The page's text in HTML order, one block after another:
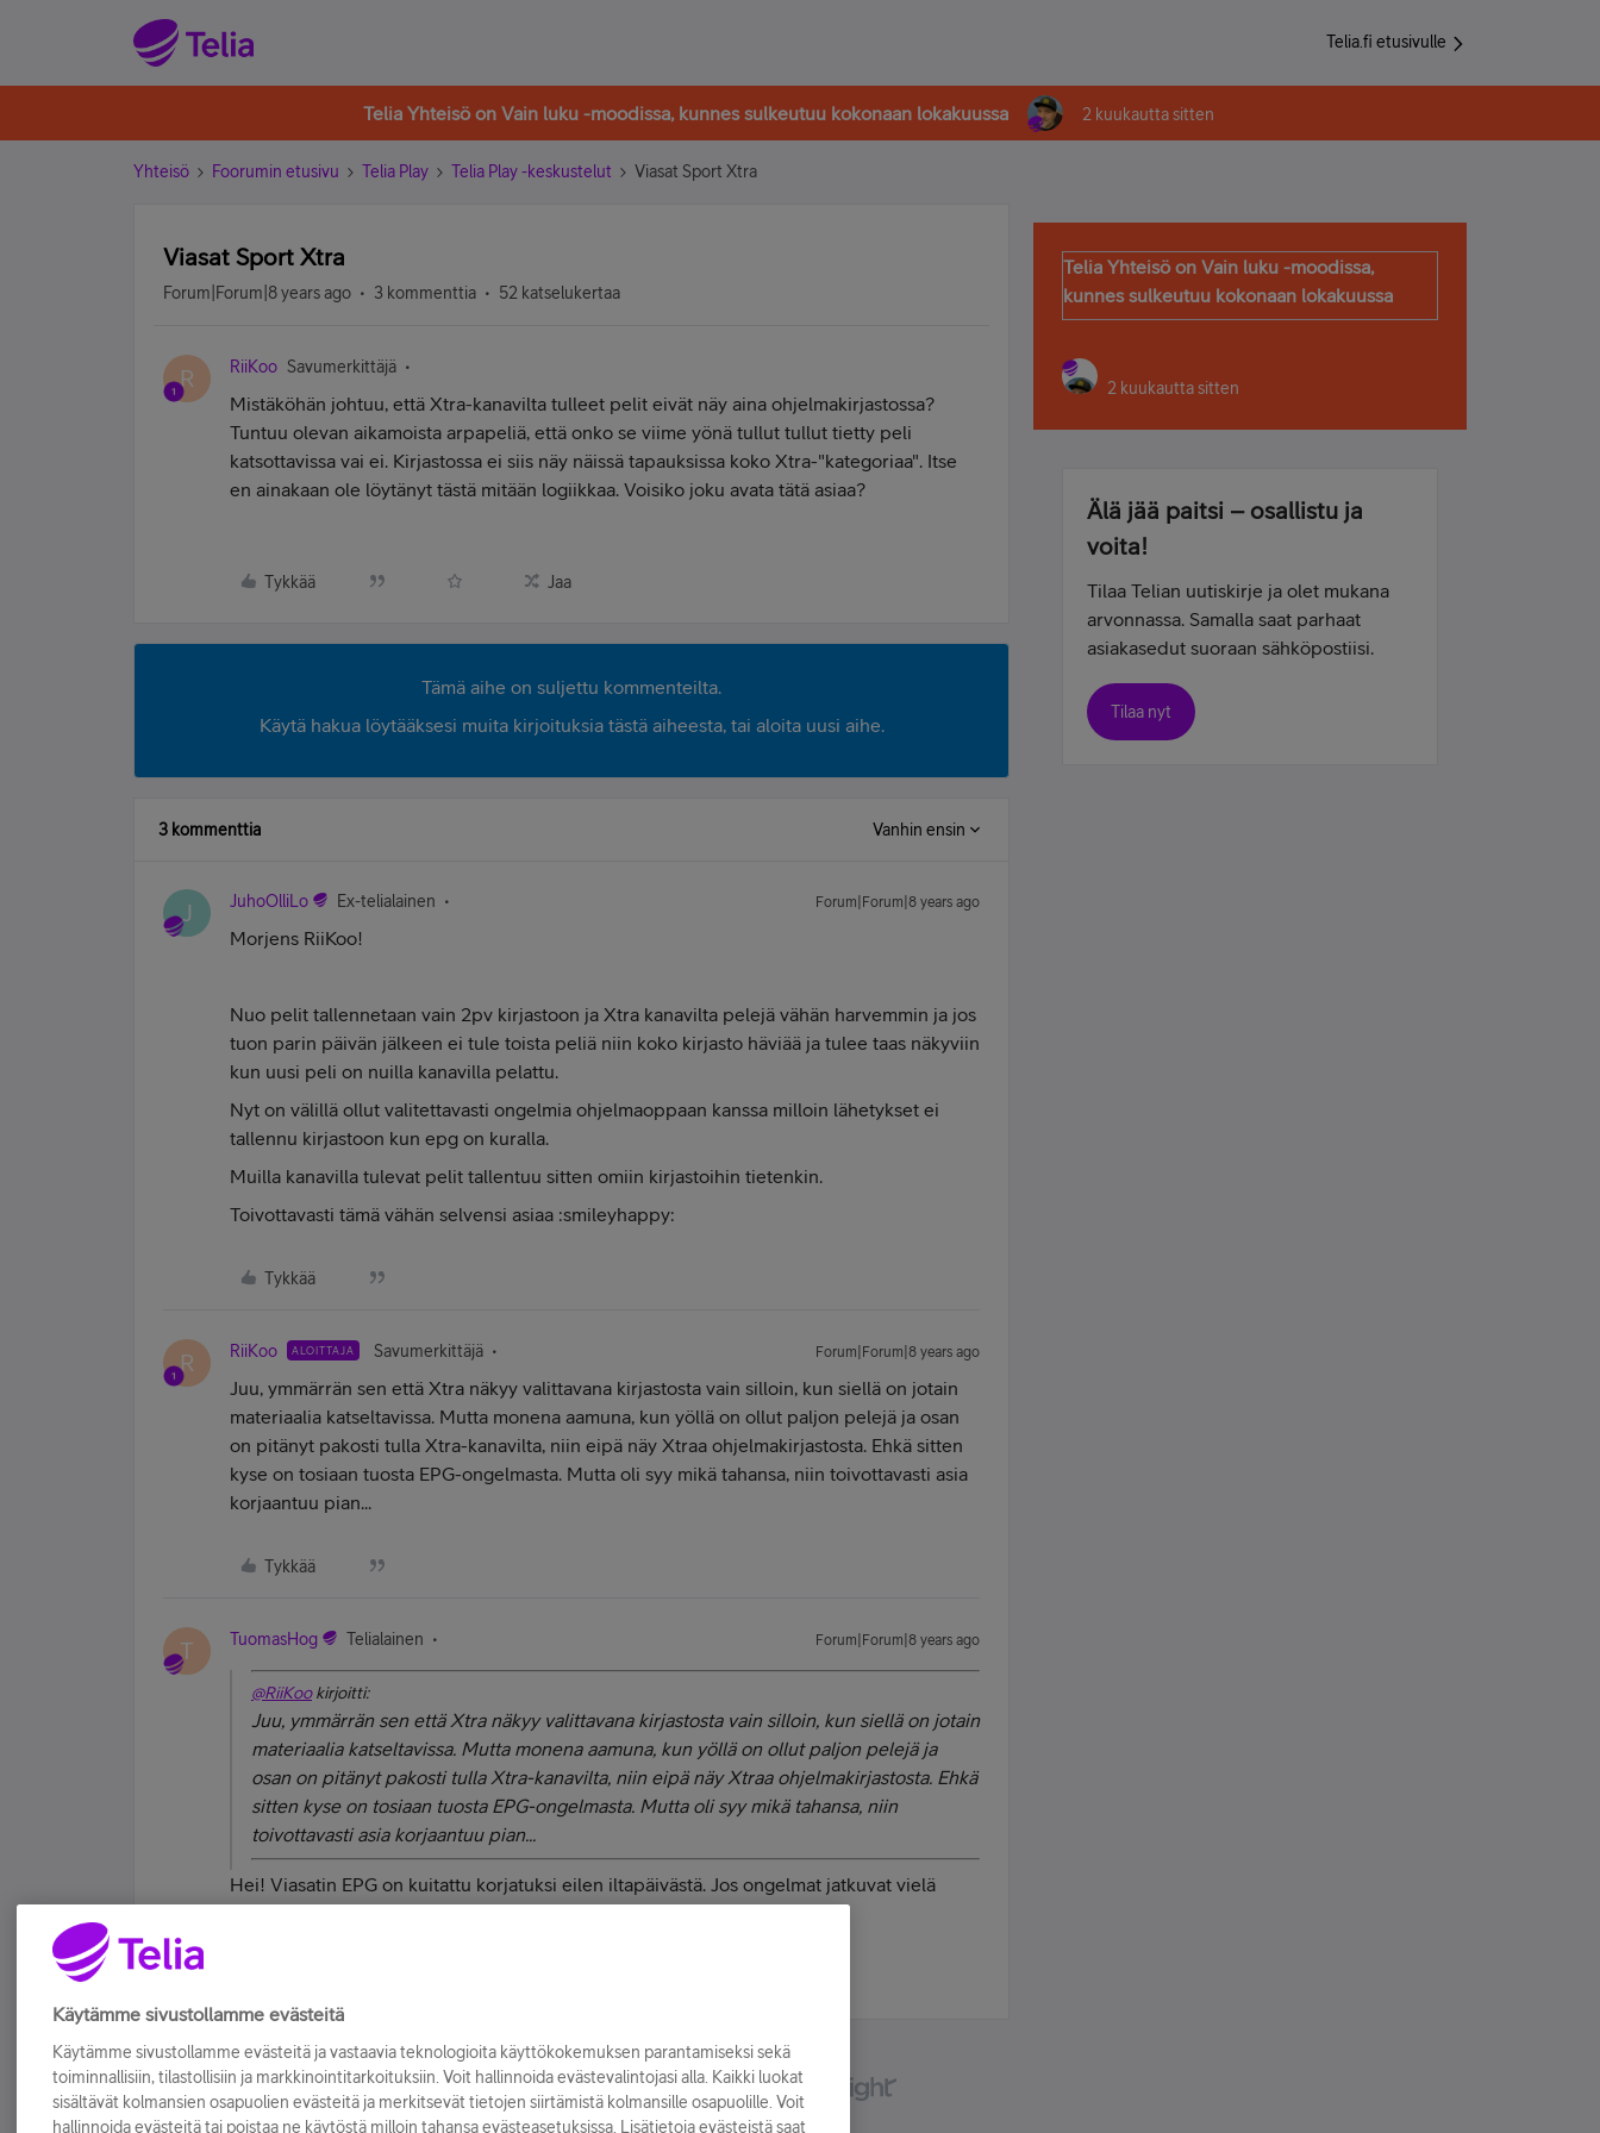
Telia.fi etusivulle
Telia Yhteisö on Vain luku -moodissa, kunnes sulkeutuu kokonaan lokakuussa 2 kuukautta sitten
Yhteisö Foorumin etusivu Telia Play Telia Play -keskustelut Viasat Sport Xtra
Viasat Sport Xtra
Forum|Forum|8 years ago 3 kommenttia 52 katselukertaa
R RiiKoo Savumerkittäjä
Mistäköhän johtuu, että Xtra-kanavilta tulleet pelit eivät näy aina ohjelmakirjastossa?
Tuntuu olevan aikamoista arpapeliä, että onko se viime yönä tullut tullut tietty peli
katsottavissa vai ei. Kirjastossa ei siis näy näissä tapauksissa koko Xtra-"kategoriaa". Itse
en ainakaan ole löytänyt tästä mitään logiikkaa. Voisiko joku avata tätä asiaa?
Tykkää Jaa
Tämä aihe on suljettu kommenteilta.
Käytä hakua löytääksesi muita kirjoituksia tästä aiheesta, tai aloita uusi aihe.
3 kommenttia Vanhin ensin
J JuhoOlliLo Ex-telialainen Forum|Forum|8 years ago
Morjens RiiKoo!
Nuo pelit tallennetaan vain 2pv kirjastoon ja Xtra kanavilta pelejä vähän harvemmin ja jos
tuon parin päivän jälkeen ei tule toista peliä niin koko kirjasto häviää ja tulee taas näkyviin
kun uusi peli on nuilla kanavilla pelattu.
Nyt on välillä ollut valitettavasti ongelmia ohjelmaoppaan kanssa milloin lähetykset ei
tallennu kirjastoon kun epg on kuralla.
Muilla kanavilla tulevat pelit tallentuu sitten omiin kirjastoihin tietenkin.
Toivottavasti tämä vähän selvensi asiaa :smileyhappy:
Tykkää
R RiiKoo ALOITTAJA Savumerkittäjä Forum|Forum|8 years ago
Juu, ymmärrän sen että Xtra näkyy valittavana kirjastosta vain silloin, kun siellä on jotain
materiaalia katseltavissa. Mutta monena aamuna, kun yöllä on ollut paljon pelejä ja osan
on pitänyt pakosti tulla Xtra-kanavilta, niin eipä näy Xtraa ohjelmakirjastosta. Ehkä sitten
kyse on tosiaan tuosta EPG-ongelmasta. Mutta oli syy mikä tahansa, niin toivottavasti asia
korjaantuu pian...
Tykkää
T TuomasHog Telialainen Forum|Forum|8 years ago
@RiiKookirjoitti:
Juu, ymmärrän sen että Xtra näkyy valittavana kirjastosta vain silloin, kun siellä on jotain
materiaalia katseltavissa. Mutta monena aamuna, kun yöllä on ollut paljon pelejä ja
osan on pitänyt pakosti tulla Xtra-kanavilta, niin eipä näy Xtraa ohjelmakirjastosta. Ehkä
sitten kyse on tosiaan tuosta EPG-ongelmasta. Mutta oli syy mikä tahansa, niin
toivottavasti asia korjaantuu pian...
Hei! Viasatin EPG on kuitattu korjatuksi eilen iltapäivästä. Jos ongelmat jatkuvat vielä
Telia Yhteisö on Vain luku -moodissa,
kunnes sulkeutuu kokonaan lokakuussa
2 kuukautta sitten
Älä jää paitsi – osallistu ja
voita!
Tilaa Telian uutiskirje ja olet mukana
arvonnassa. Samalla saat parhaat
asiakasedut suoraan sähköpostiisi.
Tilaa nyt
Käytämme sivustollamme evästeitä
Käytämme sivustollamme evästeitä ja vastaavia teknologioita käyttökokemuksen parantamiseksi sekä
toiminnallisiin, tilastollisiin ja markkinointitarkoituksiin. Voit hallinnoida evästevalintojasi alla. Kaikki luokat
sisältävät kolmansien osapuolien evästeitä ja merkitsevät tietojen siirtämistä kolmansille osapuolille. Voit
hallinnoida evästeitä tai poistaa ne käytöstä milloin tahansa evästeasetuksissa. Lisätietoja evästeistä saat